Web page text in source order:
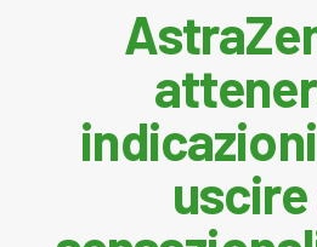
uscire